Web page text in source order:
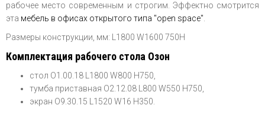
рабочее место современным и строгим. Эффектно смотрится
эта мебель в офисах открытого типа "open spaсe"
Размеры конструкции, мм: L1800 W1600 750H
Комплектация рабочего стола Озон
стол O1.00.18 L1800 W800 H750,
тумба приставная O2.12.08 L800 W550 H750,
экран O9.30.15 L1520 W16 H350.